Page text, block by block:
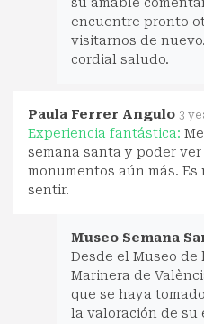
encuentre pronto
visitarnos de
cordial saludo.
Paula Ferrer Angulo 3
Experiencia fantástica:
semana santa y poder ver
monumentos aún más.
sentir.
Museo Semana
Desde el Museo de
Marinera de
que se haya
la valoración de su